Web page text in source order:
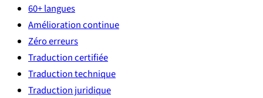
60+ langues
Amélioration continue
Zéro erreurs
Traduction certifiée
Traduction technique
Traduction juridique